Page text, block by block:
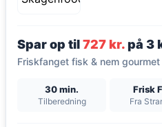
Spar op til727 kr.på 3
Friskfanget fisk & nem gourmet
30 min.
Tilberedning
Frisk
Fra